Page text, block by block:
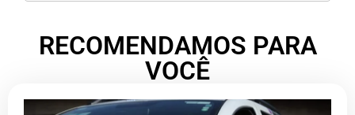
RECOMENDAMOS PARA
VOCÊ